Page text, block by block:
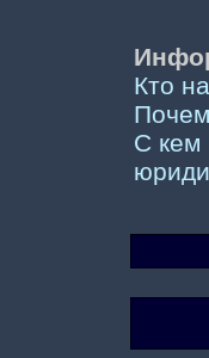
Кто
С кем